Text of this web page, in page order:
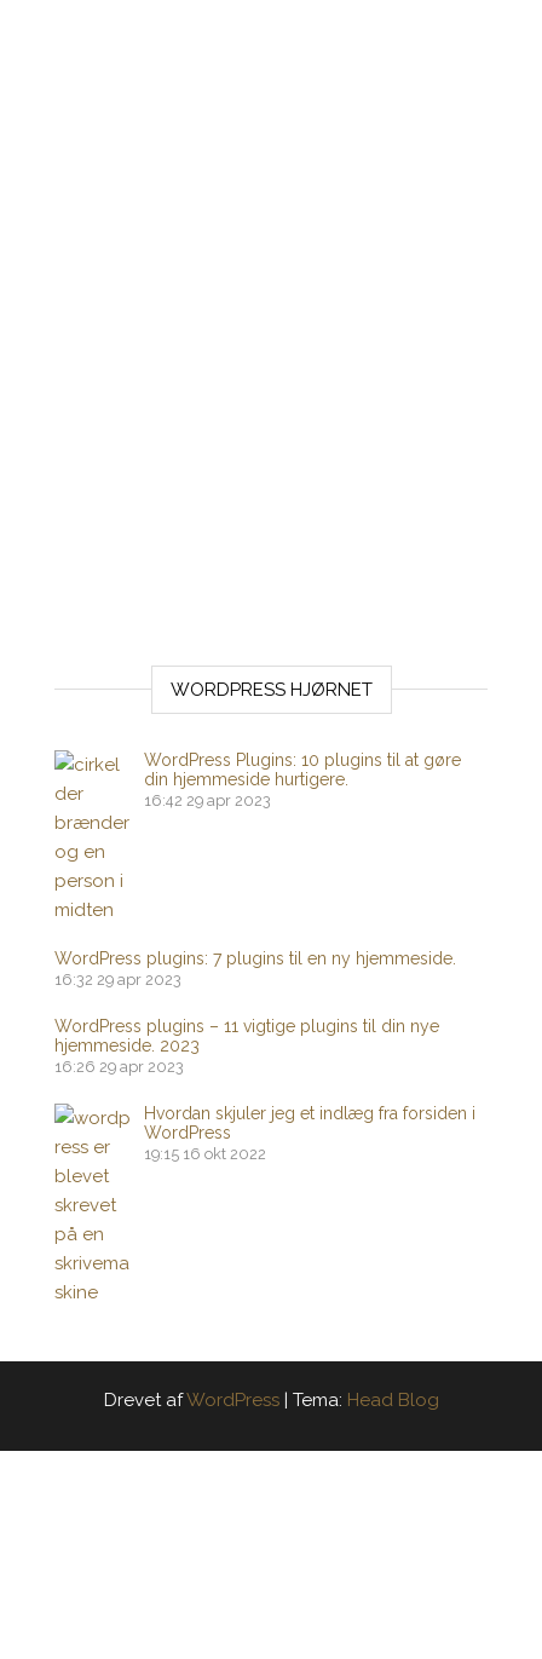
WORDPRESS HJØRNET
WordPress Plugins: 10 plugins til at gøre
din hjemmeside hurtigere.
16:42 29 apr 2023
WordPress plugins: 7 plugins til en ny hjemmeside.
16:32 29 apr 2023
WordPress plugins – 11 vigtige plugins til din nye
hjemmeside. 2023
16:26 29 apr 2023
Hvordan skjuler jeg et indlæg fra forsiden i
WordPress
19:15 16 okt 2022
Drevet afWordPress | Tema: Head Blog